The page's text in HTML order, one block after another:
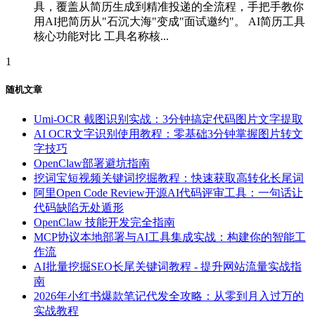
具，覆盖从简历生成到精准投递的全流程，手把手教你
用AI把简历从"石沉大海"变成"面试邀约"。 AI简历工具
核心功能对比 工具名称核...
1
随机文章
Umi-OCR 截图识别实战：3分钟搞定代码图片文字提取
AI OCR文字识别使用教程：零基础3分钟掌握图片转文
字技巧
OpenClaw部署避坑指南
挖词宝短视频关键词挖掘教程：快速获取高转化长尾词
阿里Open Code Review开源AI代码评审工具：一句话让
代码缺陷无处遁形
OpenClaw 技能开发完全指南
MCP协议本地部署与AI工具集成实战：构建你的智能工
作流
AI批量挖掘SEO长尾关键词教程 - 提升网站流量实战指
南
2026年小红书爆款笔记代发全攻略：从零到月入过万的
实战教程